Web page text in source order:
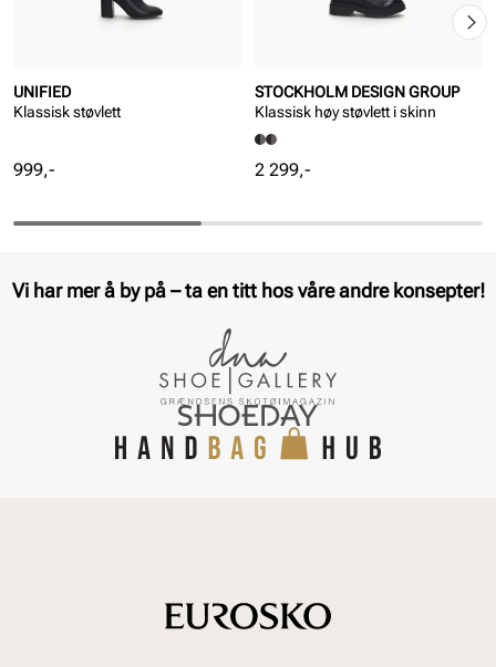
UNIFIED
Klassisk støvlett
Pris
999,-
STOCKHOLM DESIGN GROUP
Klassisk høy støvlett i skinn
Pris
2 299,-
Vi har mer å by på – ta en titt hos våre andre konsepter!